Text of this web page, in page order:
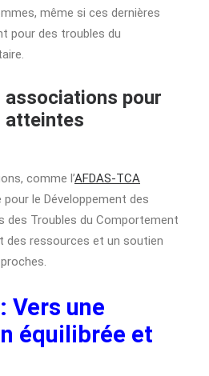
même si ces dernières
pour des troubles du
pour
atteintes
comme l’AFDAS-TCA
le Développement des
des Troubles du Comportement
des ressources et un soutien
Vers une
équilibrée et